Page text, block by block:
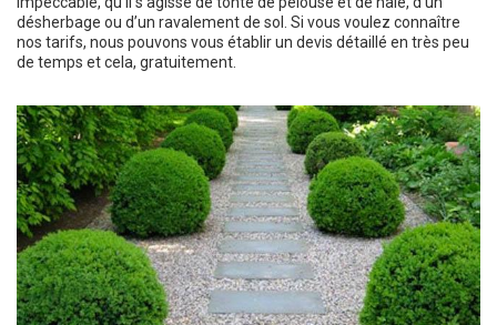
désherbage ou d’un ravalement de sol. Si vous voulez connaître
nos tarifs, nous pouvons vous établir un devis détaillé en très peu
de temps et cela, gratuitement.